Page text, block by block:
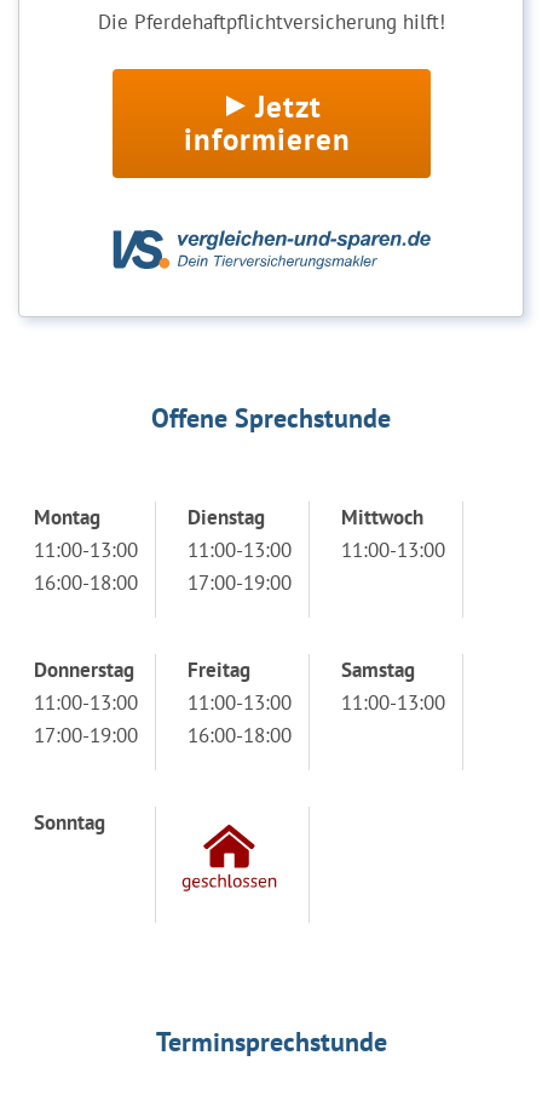
Die Pferdehaftpflichtversicherung hilft!
Jetzt
informieren
Offene Sprechstunde
Montag
11:00-13:00
16:00-18:00
Dienstag
11:00-13:00
17:00-19:00
Mittwoch
11:00-13:00
Donnerstag
11:00-13:00
17:00-19:00
Freitag
11:00-13:00
16:00-18:00
Samstag
11:00-13:00
Sonntag
Terminsprechstunde